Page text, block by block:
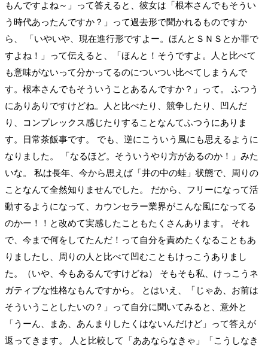
もんですよね～」って答えると、彼女は「根本さんでもそうい
う時代あったんですか？」って過去形で聞かれるものですか
ら、 「いやいや、現在進行形ですよー。ほんとＳＮＳとか罪で
すよね！」って伝えると、「ほんと！そうですよ。人と比べて
も意味がないって分かってるのについつい比べてしまうんで
す。根本さんでもそういうことあるんですか？」って。 ふつう
にありありですけどね。人と比べたり、競争したり、凹んだ
り、コンプレックス感じたりすることなんてふつうにありま
す。日常茶飯事です。 でも、逆にこういう風にも思えるように
なりました。 「なるほど。そういうやり方があるのか！」みた
いな。 私は長年、今から思えば「井の中の蛙」状態で、周りの
ことなんて全然知りませんでした。 だから、フリーになって活
動するようになって、カウンセラー業界がこんな風になってる
のかー！！と改めて実感したこともたくさんあります。 それ
で、今まで何をしてたんだ！って自分を責めたくなることもあ
りましたし、周りの人と比べて凹むこともけっこうありまし
た。（いや、今もあるんですけどね） そもそも私、けっこうネ
ガティブな性格なもんですから。 とはいえ、「じゃあ、お前は
そういうことしたいの？」って自分に聞いてみると、意外と
「うーん、まあ、あんまりしたくはないんだけど」って答えが
返ってきます。 人と比較して「ああならなきゃ」「こうしなき